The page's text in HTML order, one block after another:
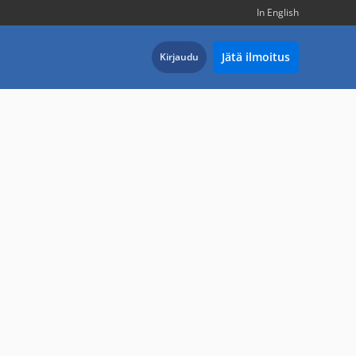
In English
Kirjaudu Jätä ilmoitus